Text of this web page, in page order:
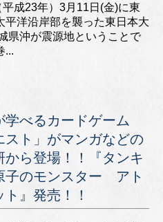
成23年）3月11日(金)に東
平洋沿岸部を襲った東日本大
県沖が震源地ということで
...
べるカードゲーム
スト」がマンガなどの
ら登場！！『タンキ
のモンスター アト
』発売！！